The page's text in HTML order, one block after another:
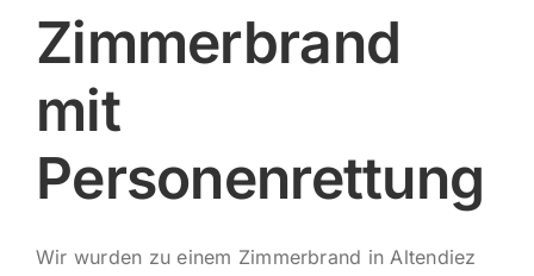
Zimmerbrand
mit
Personenrettung
Wir wurden zu einem Zimmerbrand in Altendiez